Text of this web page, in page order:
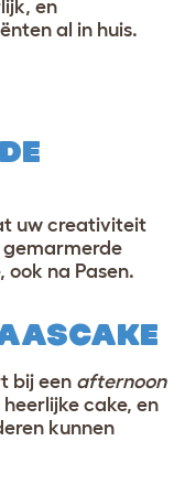
en
al in huis.
uw creativiteit
ook na Pasen.
bij een afternoon
cake, en
kunnen